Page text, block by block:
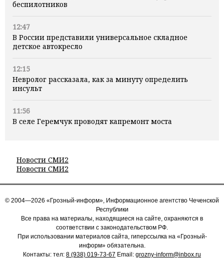
беспилотников
12:47
В России представили универсальное складное
детское автокресло
12:15
Невролог рассказала, как за минуту определить
инсульт
11:56
В селе Геремчук проводят капремонт моста
Новости СМИ2
Новости СМИ2
© 2004—2026 «Грозный-информ», Информационное агентство Чеченской
Республики
Все права на материалы, находящиеся на сайте, охраняются в
соответствии с законодательством РФ.
При использовании материалов сайта, гиперссылка на «Грозный-
информ» обязательна.
Контакты: тел: 8 (938) 019-73-67 Email: grozny-inform@inbox.ru